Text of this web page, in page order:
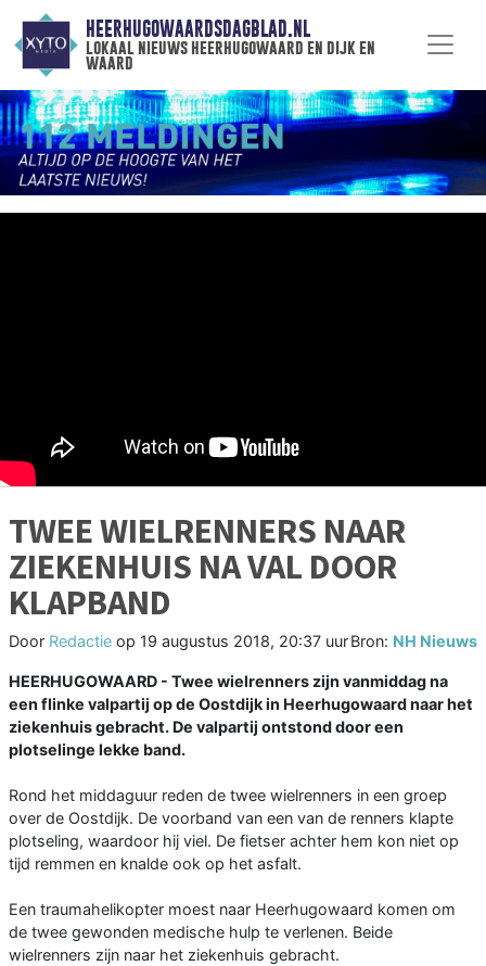
HEERHUGOWAARDSDAGBLAD.NL
lokaal nieuws heerhugowaard en dijk en
waard
TWEE WIELRENNERS NAAR
ZIEKENHUIS NA VAL DOOR
KLAPBAND
Door Redactie op 19 augustus 2018, 20:37 uurBron: NH Nieuws
HEERHUGOWAARD - Twee wielrenners zijn vanmiddag na
een flinke valpartij op de Oostdijk in Heerhugowaard naar het
ziekenhuis gebracht. De valpartij ontstond door een
plotselinge lekke band.
Rond het middaguur reden de twee wielrenners in een groep
over de Oostdijk. De voorband van een van de renners klapte
plotseling, waardoor hij viel. De fietser achter hem kon niet op
tijd remmen en knalde ook op het asfalt.
Een traumahelikopter moest naar Heerhugowaard komen om
de twee gewonden medische hulp te verlenen. Beide
wielrenners zijn naar het ziekenhuis gebracht.